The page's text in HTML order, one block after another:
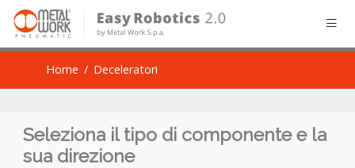
Home Deceleratori
Seleziona il tipo di componente e la
sua direzione